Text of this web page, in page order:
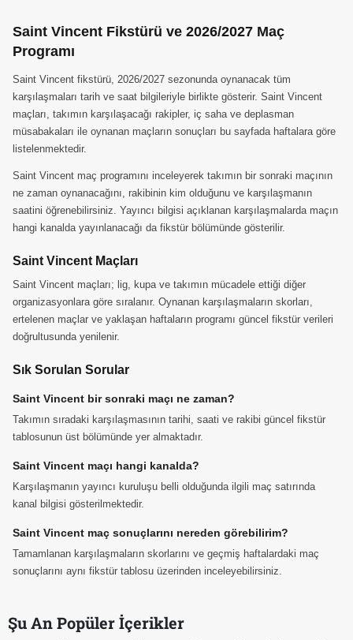
Saint Vincent Fikstürü ve 2026/2027 Maç
Programı
Saint Vincent fikstürü, 2026/2027 sezonunda oynanacak tüm
karşılaşmaları tarih ve saat bilgileriyle birlikte gösterir. Saint Vincent
maçları, takımın karşılaşacağı rakipler, iç saha ve deplasman
müsabakaları ile oynanan maçların sonuçları bu sayfada haftalara göre
listelenmektedir.
Saint Vincent maç programını inceleyerek takımın bir sonraki maçının
ne zaman oynanacağını, rakibinin kim olduğunu ve karşılaşmanın
saatini öğrenebilirsiniz. Yayıncı bilgisi açıklanan karşılaşmalarda maçın
hangi kanalda yayınlanacağı da fikstür bölümünde gösterilir.
Saint Vincent Maçları
Saint Vincent maçları; lig, kupa ve takımın mücadele ettiği diğer
organizasyonlara göre sıralanır. Oynanan karşılaşmaların skorları,
ertelenen maçlar ve yaklaşan haftaların programı güncel fikstür verileri
doğrultusunda yenilenir.
Sık Sorulan Sorular
Saint Vincent bir sonraki maçı ne zaman?
Takımın sıradaki karşılaşmasının tarihi, saati ve rakibi güncel fikstür
tablosunun üst bölümünde yer almaktadır.
Saint Vincent maçı hangi kanalda?
Karşılaşmanın yayıncı kuruluşu belli olduğunda ilgili maç satırında
kanal bilgisi gösterilmektedir.
Saint Vincent maç sonuçlarını nereden görebilirim?
Tamamlanan karşılaşmaların skorlarını ve geçmiş haftalardaki maç
sonuçlarını aynı fikstür tablosu üzerinden inceleyebilirsiniz.
Şu An Popüler İçerikler